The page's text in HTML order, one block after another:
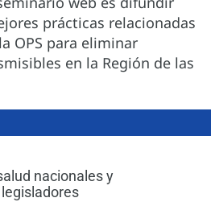
prácticas relacionadas
OPS para eliminar
en la Región de las
nacionales y